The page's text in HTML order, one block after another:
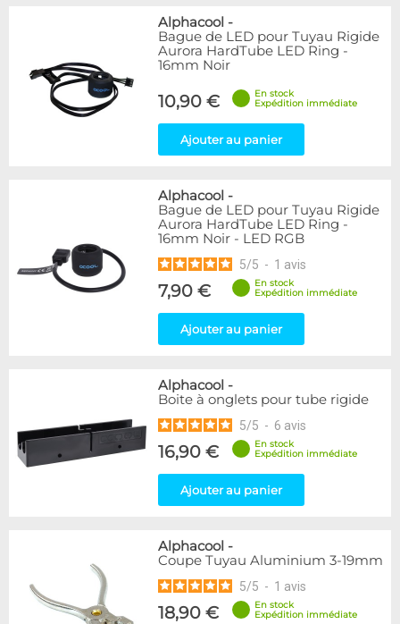
Alphacool -
Bague de LED pour Tuyau Rigide
Aurora HardTube LED Ring -
16mm Noir
10,90 €
En stock
Expédition immédiate
Ajouter au panier
Alphacool -
Bague de LED pour Tuyau Rigide
Aurora HardTube LED Ring -
16mm Noir - LED RGB
5/5 - 1 avis
7,90 €
En stock
Expédition immédiate
Ajouter au panier
Alphacool -
Boite à onglets pour tube rigide
5/5 - 6 avis
16,90 €
En stock
Expédition immédiate
Ajouter au panier
Alphacool -
Coupe Tuyau Aluminium 3-19mm
5/5 - 1 avis
18,90 €
En stock
Expédition immédiate